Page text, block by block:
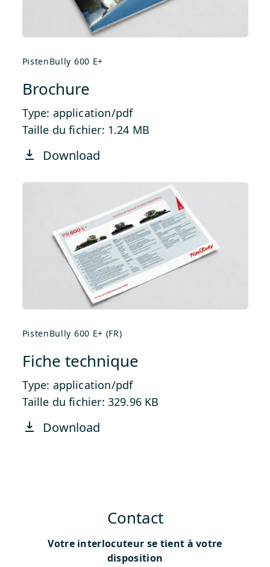
PistenBully 600 E+
Brochure
Type: application/pdf
Taille du fichier: 1.24 MB
Download
PistenBully 600 E+ (FR)
Fiche technique
Type: application/pdf
Taille du fichier: 329.96 KB
Download
Contact
Votre interlocuteur se tient à votre
disposition